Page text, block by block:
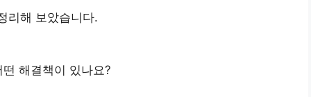
리해 보았습니다.
해결책이 있나요?